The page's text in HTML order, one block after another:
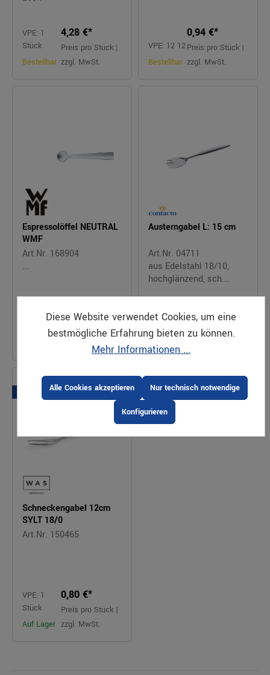
VPE: 1
Stück
Bestellbar
4,28 €*
Preis pro Stück |
zzgl. MwSt.
VPE: 12 12
Bestellbar
0,94 €*
Preis pro Stück |
zzgl. MwSt.
Espressolöffel NEUTRAL
WMF
Art.Nr. 168904
...
VPE: 12 12
0,78 €*
Preis pro Stück |
zzgl. MwSt.
Austerngabel L: 15 cm
Art.Nr. 04711
aus Edelstahl 18/10,
hochglänzend, sch...
VPE: 1
Stück
Bestellbar
3,38 €*
Preis pro Stück |
Schneckengabel 12cm
SYLT 18/0
Art.Nr. 150465
VPE: 1
Stück
Auf Lager
0,80 €*
Preis pro Stück |
zzgl. MwSt.
Diese Website verwendet Cookies, um eine
bestmögliche Erfahrung bieten zu können.
Mehr Informationen ...
Nur technisch notwendige
Konfigurieren
Alle Cookies akzeptieren